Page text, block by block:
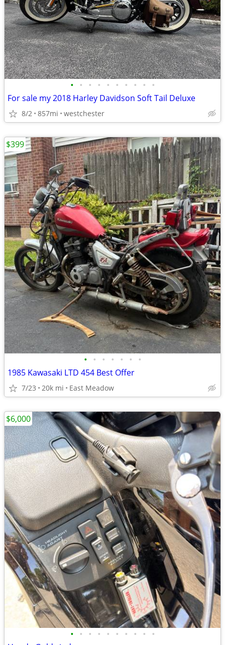
• • • • • • • • • •
For sale my 2018 Harley Davidson Soft Tail Deluxe
8/2 857mi westchester
• • • • • • •
1985 Kawasaki LTD 454 Best Offer
7/23 20k mi East Meadow
$399
• • • • • • • • • •
$6,000